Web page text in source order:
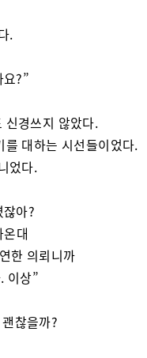
.
?”
신경쓰지 않았다.
대하는 시선들이었다.
었다.
아?
대
한 의뢰니까
이상”
찮을까?